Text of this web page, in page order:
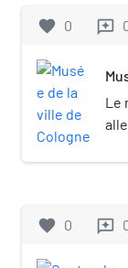
favorite 0 reviews
Le
favorite 0 reviews